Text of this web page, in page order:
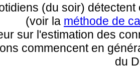
(du soir)
(voir la méthode de
sur l'estimation des
commencent en
du